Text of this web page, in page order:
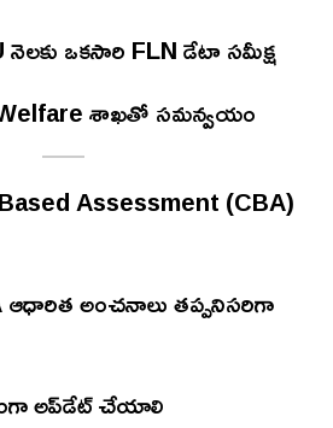
ఒకసారి FLN డేటా సమీక్ష
శాఖతో సమన్వయం
Assessment (CBA)
ఆధారిత అంచనాలు తప్పనిసరిగా
అప్‌డేట్ చేయాలి